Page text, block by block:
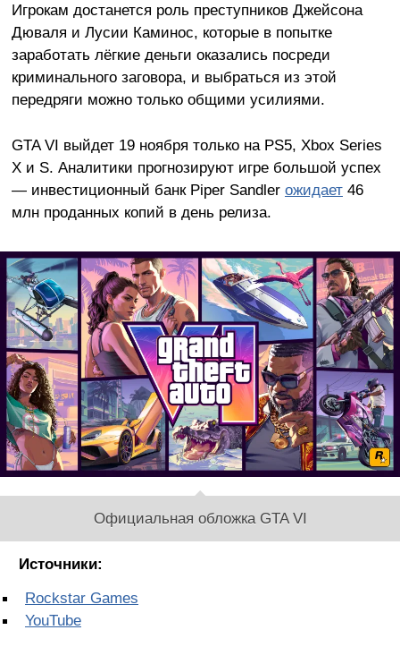
Игрокам достанется роль преступников Джейсона
Дюваля и Лусии Каминос, которые в попытке
заработать лёгкие деньги оказались посреди
криминального заговора, и выбраться из этой
передряги можно только общими усилиями.
GTA VI выйдет 19 ноября только на PS5, Xbox Series
X и S. Аналитики прогнозируют игре большой успех
— инвестиционный банк Piper Sandler ожидает46
млн проданных копий в день релиза.
Официальная обложка GTA VI
Источники:
Rockstar Games
YouTube